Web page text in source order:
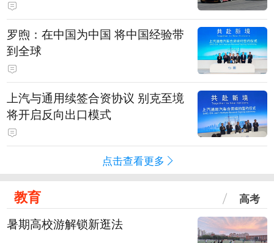
罗煦：在中国为中国 将中国经验带
到全球
上汽与通用续签合资协议 别克至境
将开启反向出口模式
点击查看更多
教育 高考
暑期高校游解锁新逛法